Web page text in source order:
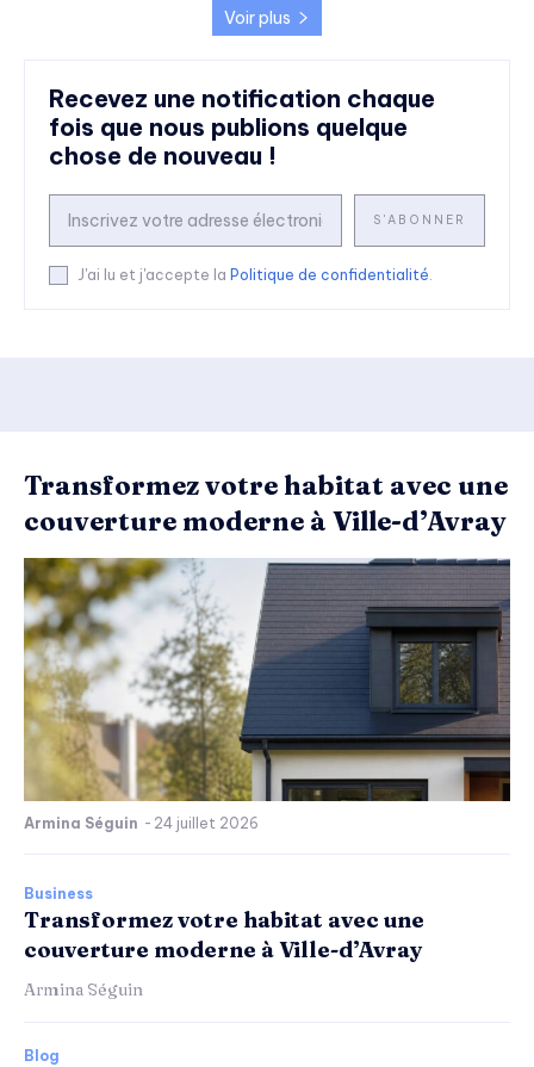
Voir plus
Recevez une notification chaque
fois que nous publions quelque
chose de nouveau !
S'ABONNER
J'ai lu et j'accepte la Politique de confidentialité
Transformez votre habitat avec une
couverture moderne à Ville-d’Avray
Armina Séguin - 24 juillet 2026
Business
Transformez votre habitat avec une
couverture moderne à Ville-d’Avray
Armina Séguin
Blog